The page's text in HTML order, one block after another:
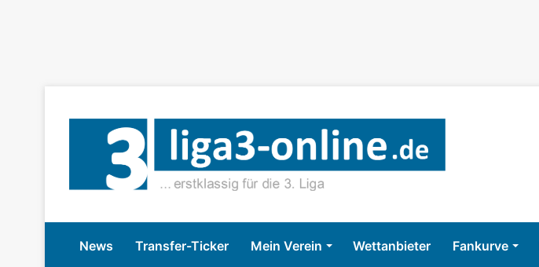
News Transfer-Ticker Mein Verein Wettanbieter Fankurve